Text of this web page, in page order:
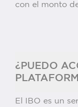
con el monto
¿PUEDO
El IBO es un